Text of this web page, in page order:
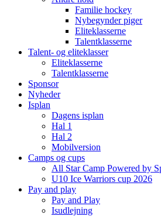
Familie hockey
Nybegynder piger
Eliteklasserne
Talentklasserne
Talent- og eliteklasser
Eliteklasserne
Talentklasserne
Sponsor
Nyheder
Isplan
Dagens isplan
Hal 1
Hal 2
Mobilversion
Camps og cups
All Star Camp Powered by
U10 Ice Warriors cup 2026
Pay and play
Pay and Play
Isudlejning